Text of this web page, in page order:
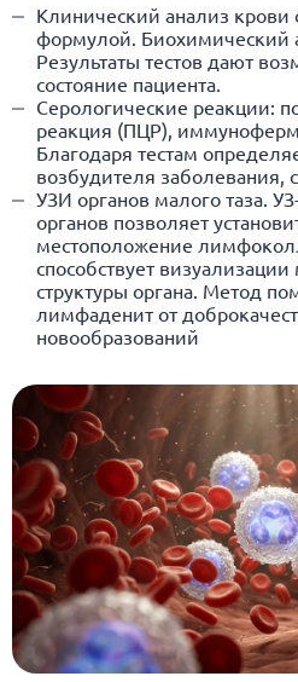
Клинический анализ крови
формулой Биохимический
Результаты тестов дают
состояние пациента.
Серологические реакции:
реакция (ПЦР),
Благодаря тестам
возбудителя заболевания,
УЗИ органов малого таза .
органов позволяет
местоположение
способствует
структуры органа. Метод
лимфаденит от
новообразований